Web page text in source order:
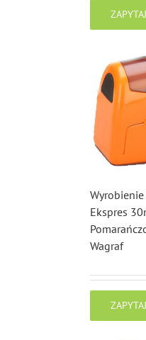
Ekspres
Wagraf